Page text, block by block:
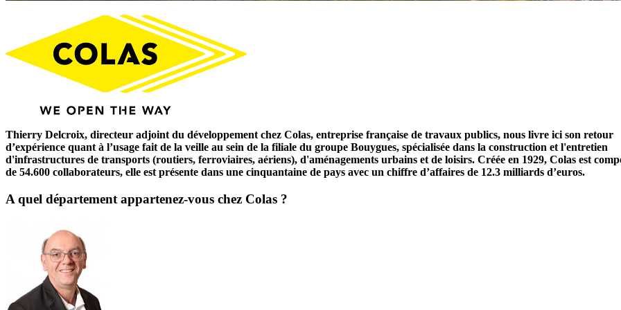
Thierry Delcroix, directeur adjoint du développement chez Colas, entreprise française de travaux publics, nous livre ici son retour
d’expérience quant à l’usage fait de la veille au sein de la filiale du groupe Bouygues, spécialisée dans la construction et l'entretien
d'infrastructures de transports (routiers, ferroviaires, aériens), d'aménagements urbains et de loisirs. Créée en 1929, Colas est
de 54.600 collaborateurs, elle est présente dans une cinquantaine de pays avec un chiffre d’affaires de 12.3 milliards d’euros.
A quel département appartenez-vous chez Colas ?